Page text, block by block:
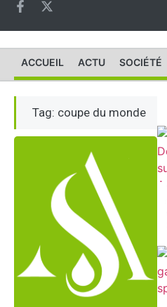
ACCUEIL ACTU SOCIÉTÉ
Tag: coupe du monde